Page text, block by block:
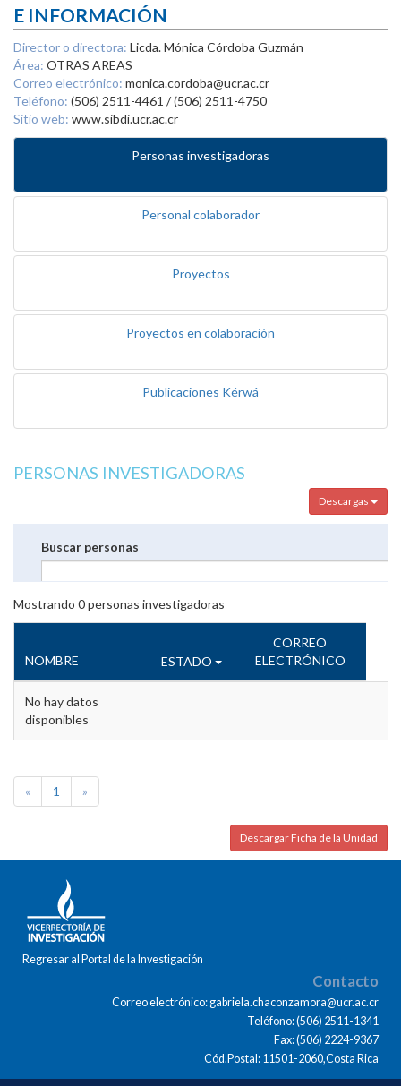
E INFORMACIÓN
Director o directora: Licda. Mónica Córdoba Guzmán
Área: OTRAS AREAS
Correo electrónico: monica.cordoba@ucr.ac.cr
Teléfono: (506) 2511-4461 / (506) 2511-4750
Sitio web: www.sibdi.ucr.ac.cr
Personas investigadoras
Personal colaborador
Proyectos
Proyectos en colaboración
Publicaciones Kérwá
PERSONAS INVESTIGADORAS
Descargas
Buscar personas
Mostrando 0personas investigadoras
NOMBRE ESTADO
CORREO
ELECTRÓNICO
No hay datos
disponibles
« 1 »
Descargar Ficha de la Unidad
Regresar al Portal de la Investigación
Contacto
Correo electrónico: gabriela.chaconzamora@ucr.ac.cr
Teléfono: (506) 2511-1341
Fax: (506) 2224-9367
Cód.Postal: 11501-2060,Costa Rica